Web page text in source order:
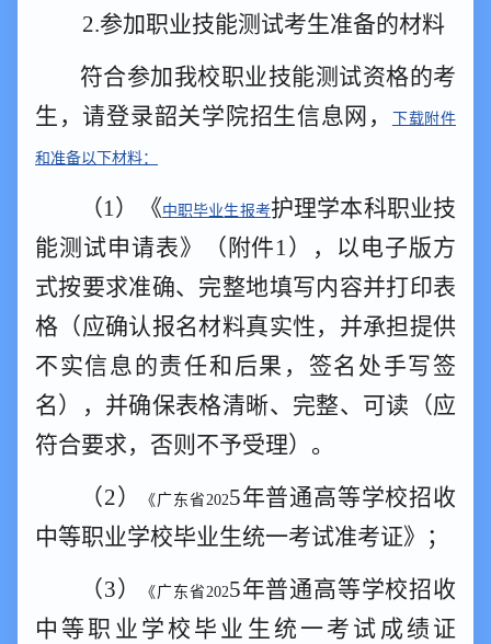
2.参加职业技能测试考生准备的材料
符合参加我校职业技能测试资格的考
生，请登录韶关学院招生信息网， 下载附件
和准备以下材料：
（1）《中职毕业生报考护理学本科职业技
能测试申请表》（附件1） ， 以电子版方
式按要求准确、完整地填写内容并打印表
格 （应确认报名材料真实性，并承担提供
不实信息的责任和后果，签名处手写签
名），并确保表格清晰、完整、可读（应
符合要求，否则不予受理）。
（2） 《广东省 2025年普通高等学校招收
中等职业学校毕业生统一考试准考证》；
（3） 《广东省 2025年普通高等学校招收
中等职业学校毕业生统一考试成绩证